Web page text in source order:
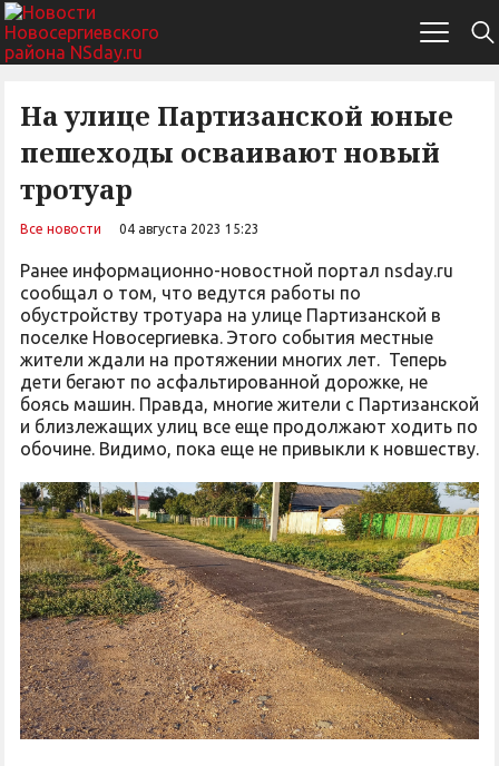
На улице Партизанской юные
пешеходы осваивают новый
тротуар
Все новости 04 августа 2023 15:23
Ранее информационно-новостной портал nsday.ru
сообщал о том, что ведутся работы по
обустройству тротуара на улице Партизанской в
поселке Новосергиевка. Этого события местные
жители ждали на протяжении многих лет. Теперь
дети бегают по асфальтированной дорожке, не
боясь машин. Правда, многие жители с Партизанской
и близлежащих улиц все еще продолжают ходить по
обочине. Видимо, пока еще не привыкли к новшеству.